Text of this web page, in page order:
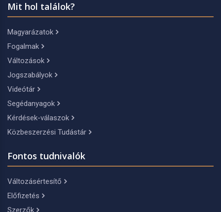
Mit hol találok?
Magyarázatok
Fogalmak
Változások
Jogszabályok
Videótár
Segédanyagok
Kérdések-válaszok
Közbeszerzési Tudástár
Fontos tudnivalók
Változásértesítő
Előfizetés
Szerzők